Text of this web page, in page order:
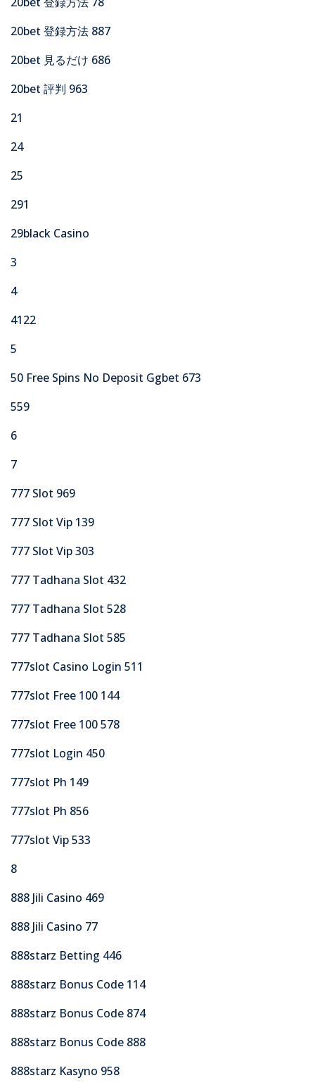
20bet 登録方法 887
20bet 見るだけ 686
20bet 評判 963
21
24
25
291
29black Casino
3
4
4122
5
50 Free Spins No Deposit Ggbet 673
559
6
7
777 Slot 969
777 Slot Vip 139
777 Slot Vip 303
777 Tadhana Slot 432
777 Tadhana Slot 528
777 Tadhana Slot 585
777slot Casino Login 511
777slot Free 100 144
777slot Free 100 578
777slot Login 450
777slot Ph 149
777slot Ph 856
777slot Vip 533
8
888 Jili Casino 469
888 Jili Casino 77
888starz Betting 446
888starz Bonus Code 114
888starz Bonus Code 874
888starz Bonus Code 888
888starz Kasyno 958